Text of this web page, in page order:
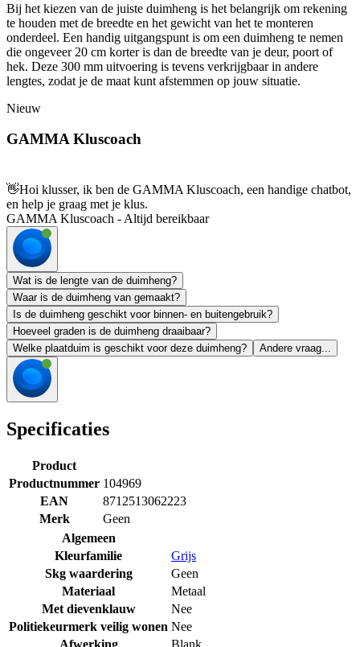
Bij het kiezen van de juiste duimheng is het belangrijk om rekening
te houden met de breedte en het gewicht van het te monteren
onderdeel. Een handig uitgangspunt is om een duimheng te nemen
die ongeveer 20 cm korter is dan de breedte van je deur, poort of
hek. Deze 300 mm uitvoering is tevens verkrijgbaar in andere
lengtes, zodat je de maat kunt afstemmen op jouw situatie.
Nieuw
GAMMA Kluscoach
👋Hoi klusser, ik ben de GAMMA Kluscoach, een handige chatbot,
en help je graag met je klus.
GAMMA Kluscoach - Altijd bereikbaar
Wat is de lengte van de duimheng?
Waar is de duimheng van gemaakt?
Is de duimheng geschikt voor binnen- en buitengebruik?
Hoeveel graden is de duimheng draaibaar?
Welke plaatduim is geschikt voor deze duimheng?
Andere vraag...
Specificaties
Product
Productnummer 104969
EAN
8712513062223
Merk
Geen
Algemeen
Kleurfamilie
Grijs
Skg waardering
Geen
Materiaal
Metaal
Met dievenklauw
Nee
Politiekeurmerk veilig wonen Nee
Afwerking
Blank